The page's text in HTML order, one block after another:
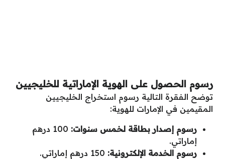
رسوم الحصول على الهوية الإماراتية للخليجيين
توضح الفقرة التالية رسوم استخراج الخليجيين
المقيمين في الإمارات للهوية:
رسوم إصدار بطاقة لخمس سنوات:
100 درهم
إماراتي.
رسوم الخدمة الإلكترونية: